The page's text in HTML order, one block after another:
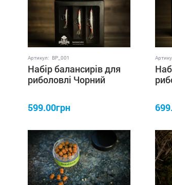
Артикул: BP_001
Набір балансирів для
риболовлі Чорний
балансира в упаковці
599.00грн